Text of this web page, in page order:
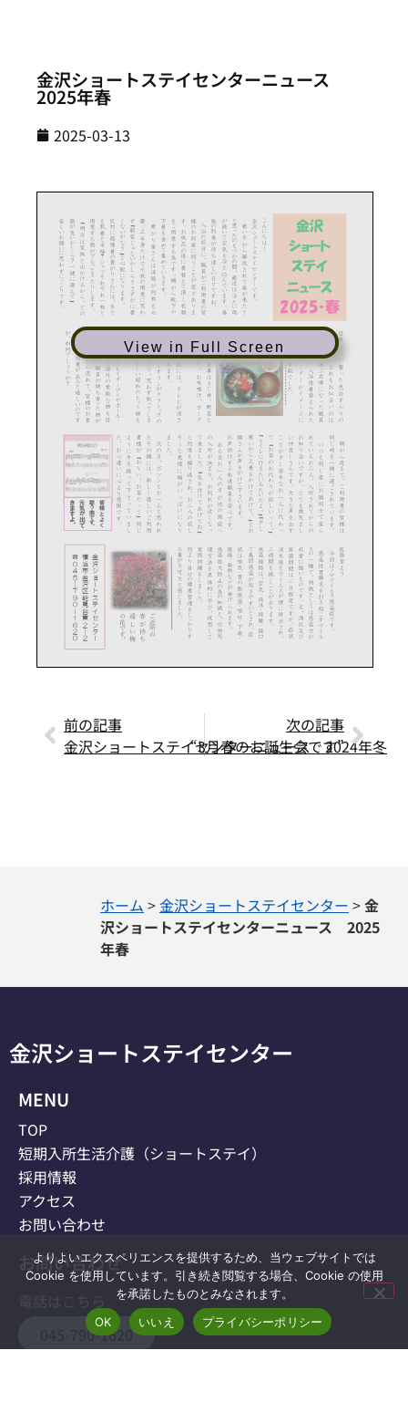
金沢ショートステイセンターニュース
2025年春
2025-03-13
View in Full Screen
前の記事
金沢ショートステイセンターニュース 2024年冬
次の記事
“3月春のお誕生会です”
ホーム >金沢ショートステイセンター >金
沢ショートステイセンターニュース 2025
年春
金沢ショートステイセンター
MENU
TOP
短期入所生活介護（ショートステイ）
採用情報
アクセス
お問い合わせ
お問い合わせ
045-790-1620
よりよいエクスペリエンスを提供するため、当ウェブサイトでは
Cookie を使用しています。引き続き閲覧する場合、Cookie の使用
を承諾したものとみなされます。
OK
いいえ プライバシーポリシー